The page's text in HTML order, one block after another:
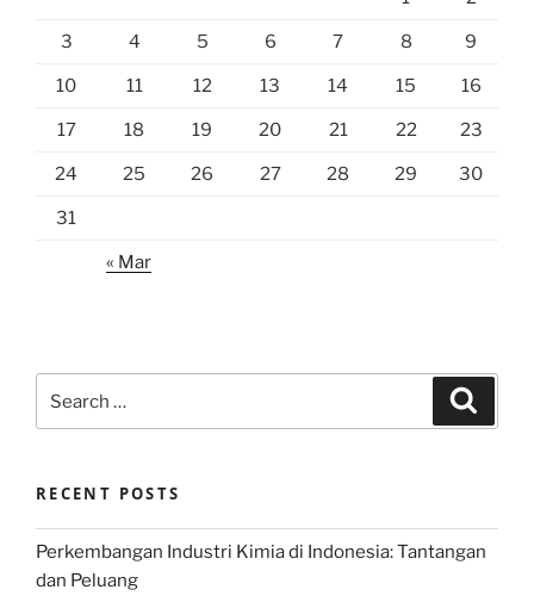
3 4 5 6 7 8 9
10 11 12 13 14 15 16
17 18 19 20 21 22 23
24 25 26 27 28 29 30
31
« Mar
for:
RECENT POSTS
Perkembangan Industri Kimia di Indonesia: Tantangan
dan Peluang